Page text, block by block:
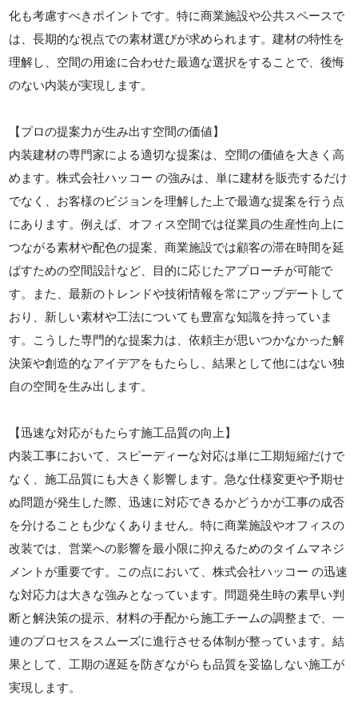
化も考慮すべきポイントです。特に商業施設や公共スペースで
は、長期的な視点での素材選びが求められます。建材の特性を
理解し、空間の用途に合わせた最適な選択をすることで、後悔
のない内装が実現します。
【プロの提案力が生み出す空間の価値】
内装建材の専門家による適切な提案は、空間の価値を大きく高
めます。株式会社ハッコー の強みは、単に建材を販売するだけ
でなく、お客様のビジョンを理解した上で最適な提案を行う点
にあります。例えば、オフィス空間では従業員の生産性向上に
つながる素材や配色の提案、商業施設では顧客の滞在時間を延
ばすための空間設計など、目的に応じたアプローチが可能で
す。また、最新のトレンドや技術情報を常にアップデートして
おり、新しい素材や工法についても豊富な知識を持っていま
す。こうした専門的な提案力は、依頼主が思いつかなかった解
決策や創造的なアイデアをもたらし、結果として他にはない独
自の空間を生み出します。
【迅速な対応がもたらす施工品質の向上】
内装工事において、スピーディーな対応は単に工期短縮だけで
なく、施工品質にも大きく影響します。急な仕様変更や予期せ
ぬ問題が発生した際、迅速に対応できるかどうかが工事の成否
を分けることも少なくありません。特に商業施設やオフィスの
改装では、営業への影響を最小限に抑えるためのタイムマネジ
メントが重要です。この点において、株式会社ハッコー の迅速
な対応力は大きな強みとなっています。問題発生時の素早い判
断と解決策の提示、材料の手配から施工チームの調整まで、一
連のプロセスをスムーズに進行させる体制が整っています。結
果として、工期の遅延を防ぎながらも品質を妥協しない施工が
実現します。